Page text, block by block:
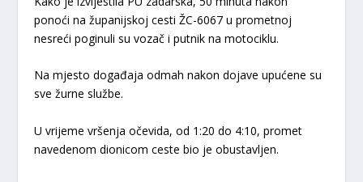
ponoći na županijskoj cesti ŽC-6067 u prometnoj
nesreći poginuli su vozač i putnik na motociklu.
Na mjesto događaja odmah nakon dojave upućene su
sve žurne službe.
U vrijeme vršenja očevida, od 1:20 do 4:10, promet
navedenom dionicom ceste bio je obustavljen.